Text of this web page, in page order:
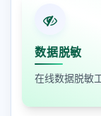
数据脱敏